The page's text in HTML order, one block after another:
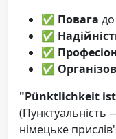
✅ Повага
✅
✅
✅
"Pünktlichkeit
(Пунктуальність
німецьке